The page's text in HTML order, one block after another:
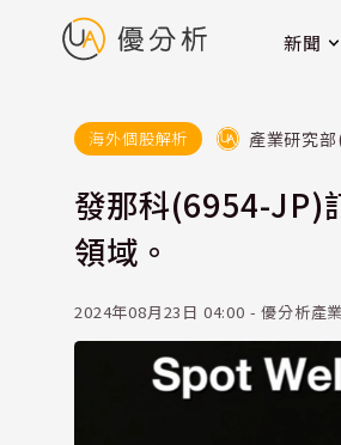
新聞
海外個股解析 產業研究
發那科(6954-JP)
領域。
2024年08月23日 04:00 - 優分析產